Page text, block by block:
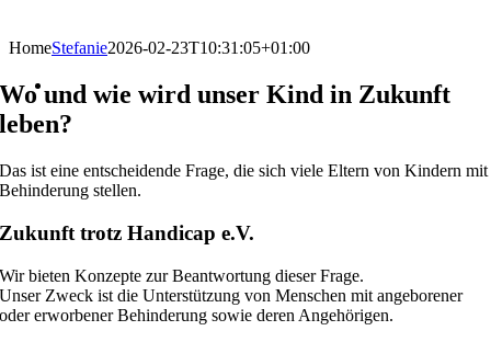
HomeStefanie2026-02-23T10:31:05+01:00
Wo und wie wird unser Kind in Zukunft
leben?
Das ist eine entscheidende Frage, die sich viele Eltern von Kindern mit
Behinderung stellen.
Zukunft trotz Handicap e.V.
Wir bieten Konzepte zur Beantwortung dieser Frage.
Unser Zweck ist die Unterstützung von Menschen mit angeborener
oder erworbener Behinderung sowie deren Angehörigen.